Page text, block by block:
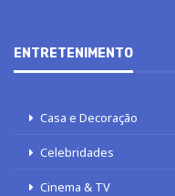
ENTRETENIMENTO
Casa e Decoração
Celebridades
Cinema & TV